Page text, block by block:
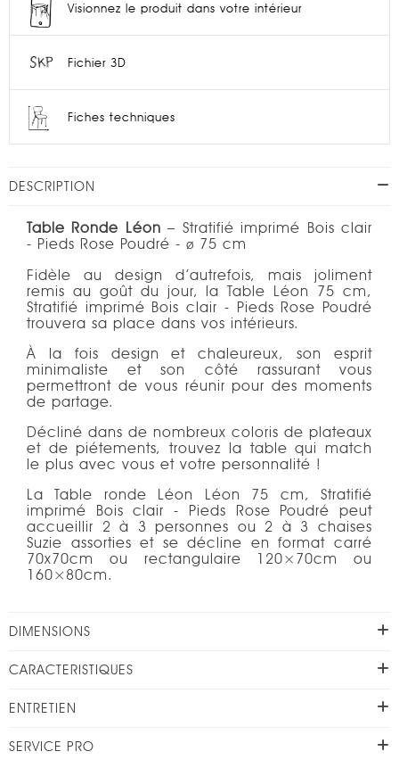
Visionnez le produit dans votre intérieur
Fichier 3D
Fiches techniques
DESCRIPTION
Table Ronde Léon – Stratifié imprimé Bois clair
- Pieds Rose Poudré - Ø
75 cm
Fidèle au design d’autrefois, mais joliment
remis au goût du jour, la Table Léon 75 cm,
Stratifié imprimé Bois clair - Pieds Rose Poudré
trouvera sa place dans vos intérieurs.
À la fois design et chaleureux, son esprit
minimaliste et son côté rassurant vous
permettront de vous réunir pour des moments
de partage.
Décliné dans de nombreux coloris de plateaux
et de piétements, trouvez la table qui match
le plus avec vous et votre personnalité !
La Table ronde Léon Léon 75 cm, Stratifié
imprimé Bois clair - Pieds Rose Poudré peut
accueillir 2 à 3 personnes ou 2 à 3 chaises
Suzie assorties et se décline en format carré
70x70cm ou rectangulaire 120×70cm ou
160×80cm.
DIMENSIONS
CARACTERISTIQUES
ENTRETIEN
SERVICE PRO